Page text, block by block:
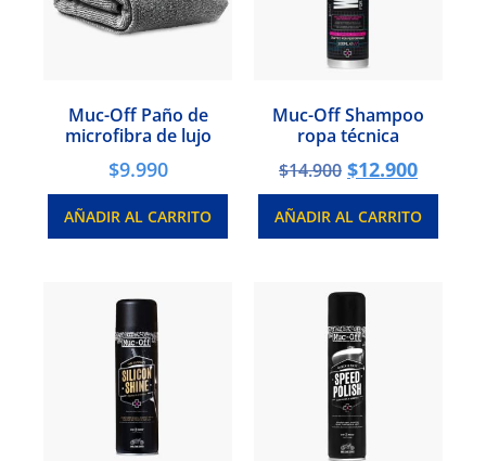
Muc-Off Paño de
microfibra de lujo
$9.990
AÑADIR AL CARRITO
Muc-Off Shampoo
ropa técnica
$14.900 $12.900
AÑADIR AL CARRITO